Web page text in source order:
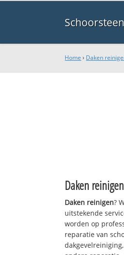
Home › Daken
Daken reinigen
Daken reinigen?
uitstekende
worden op
reparatie van